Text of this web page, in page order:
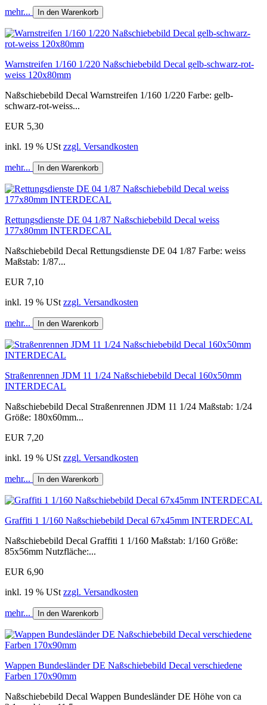
mehr... In den Warenkorb
Warnstreifen 1/160 1/220 Naßschiebebild Decal gelb-schwarz-rot-
weiss 120x80mm
Naßschiebebild Decal Warnstreifen 1/160 1/220 Farbe: gelb-
schwarz-rot-weiss...
EUR 5,30
inkl. 19 % USt zzgl. Versandkosten
mehr... In den Warenkorb
Rettungsdienste DE 04 1/87 Naßschiebebild Decal weiss
177x80mm INTERDECAL
Naßschiebebild Decal Rettungsdienste DE 04 1/87 Farbe: weiss
Maßstab: 1/87...
EUR 7,10
inkl. 19 % USt zzgl. Versandkosten
mehr... In den Warenkorb
Straßenrennen JDM 11 1/24 Naßschiebebild Decal 160x50mm
INTERDECAL
Naßschiebebild Decal Straßenrennen JDM 11 1/24 Maßstab: 1/24
Größe: 180x60mm...
EUR 7,20
inkl. 19 % USt zzgl. Versandkosten
mehr... In den Warenkorb
Graffiti 1 1/160 Naßschiebebild Decal 67x45mm INTERDECAL
Naßschiebebild Decal Graffiti 1 1/160 Maßstab: 1/160 Größe:
85x56mm Nutzfläche:...
EUR 6,90
inkl. 19 % USt zzgl. Versandkosten
mehr... In den Warenkorb
Wappen Bundesländer DE Naßschiebebild Decal verschiedene
Farben 170x90mm
Naßschiebebild Decal Wappen Bundesländer DE Höhe von ca